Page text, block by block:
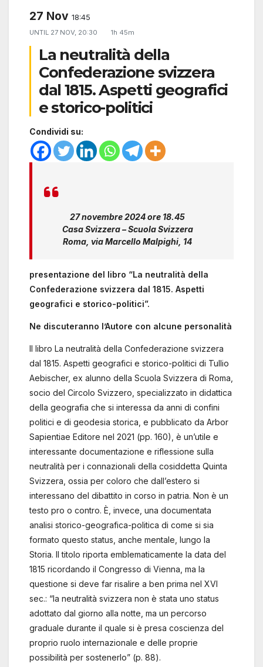
27 Nov 18:45
UNTIL 27 NOV, 20:30 1h 45m
La neutralità della
Confederazione svizzera
dal 1815. Aspetti geografici
e storico-politici
Condividi su:
27 novembre 2024 ore 18.45
Casa Svizzera – Scuola Svizzera
Roma, via Marcello Malpighi, 14
presentazione del libro “La neutralità della
Confederazione svizzera dal 1815. Aspetti
geografici e storico-politici”.
Ne discuteranno l’Autore con alcune personalità
Il libro La neutralità della Confederazione svizzera
dal 1815. Aspetti geografici e storico-politici di Tullio
Aebischer, ex alunno della Scuola Svizzera di Roma,
socio del Circolo Svizzero, specializzato in didattica
della geografia che si interessa da anni di confini
politici e di geodesia storica, e pubblicato da Arbor
Sapientiae Editore nel 2021 (pp. 160), è un’utile e
interessante documentazione e riflessione sulla
neutralità per i connazionali della cosiddetta Quinta
Svizzera, ossia per coloro che dall’estero si
interessano del dibattito in corso in patria. Non è un
testo pro o contro. È, invece, una documentata
analisi storico-geografica-politica di come si sia
formato questo status, anche mentale, lungo la
Storia. Il titolo riporta emblematicamente la data del
1815 ricordando il Congresso di Vienna, ma la
questione si deve far risalire a ben prima nel XVI
sec.: “la neutralità svizzera non è stata uno status
adottato dal giorno alla notte, ma un percorso
graduale durante il quale si è presa coscienza del
proprio ruolo internazionale e delle proprie
possibilità per sostenerlo” (p. 88).